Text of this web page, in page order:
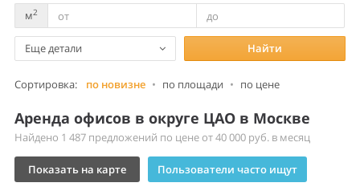
м2
Еще детали Найти
Сортировка: по новизне • по площади • по цене
Аренда офисов в округе ЦАО в Москве
Найдено 1 487 предложений по цене от 40 000 руб. в месяц
Показать на карте Пользователи часто ищут